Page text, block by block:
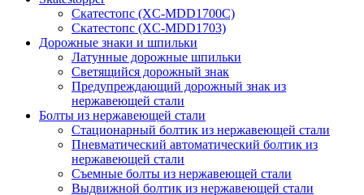
Скатестопс (XC-MDD1700C)
Скатестопс (XC-MDD1703)
Дорожные знаки и шпильки
Латунные дорожные шпильки
Светящийся дорожный знак
Предупреждающий дорожный знак из
нержавеющей стали
Болты из нержавеющей стали
Стационарный болтик из нержавеющей стали
Пневматический автоматический болтик из
нержавеющей стали
Съемные болты из нержавеющей стали
Выдвижной болтик из нержавеющей стали